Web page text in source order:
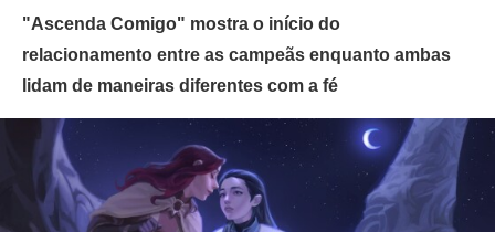
"Ascenda Comigo" mostra o início do
relacionamento entre as campeãs enquanto ambas
lidam de maneiras diferentes com a fé